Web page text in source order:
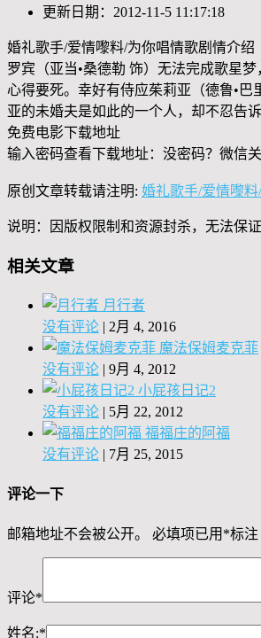
更新日期：2012-11-5 11:17:18
婚礼歌手/爱情嚟料/为你唱情歌剧情介绍
罗宾（亚当•桑德勒 饰）无法完成歌星
心得要死。幸好有侍应茱莉亚（德鲁•
亚的未婚夫是如此的一个人，却不忍
免费电影下载地址
输入密码查看下载地址：没密码？微信
原创文章转载请注明: 婚礼歌手/爱情嚟
说明：因版权限制和资源封杀，无法保
相关文章
月行者
没有评论 | 2月 4, 2016
魔法保姆麦克菲
没有评论 | 9月 4, 2012
小屁孩日记2
没有评论 | 5月 22, 2012
福福庄的阿福
没有评论 | 7月 25, 2015
评论一下
邮箱地址不会被公开。 必填项已用 *标注
评论*
姓名:*